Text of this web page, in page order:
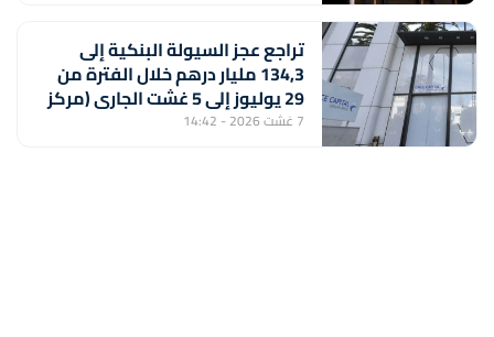
تراجع عجز السيولة البنكية إلى
134,3 مليار درهم خلال الفترة من
29 يوليوز إلى 5 غشت الجاري (مركز
أبحاث)
7 غشت 2026 - 14:42